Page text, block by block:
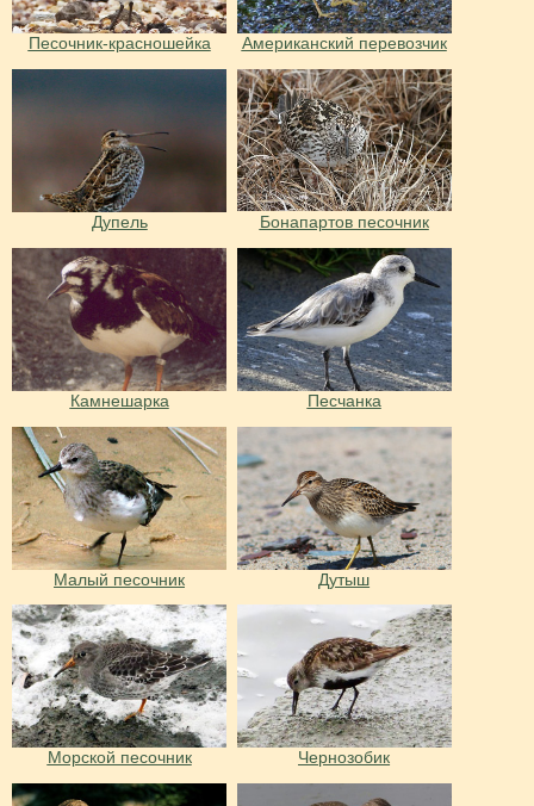
Песочник-красношейка Американский перевозчик
Дупель Бонапартов песочник
Камнешарка Песчанка
Малый песочник Дутыш
Морской песочник Чернозобик